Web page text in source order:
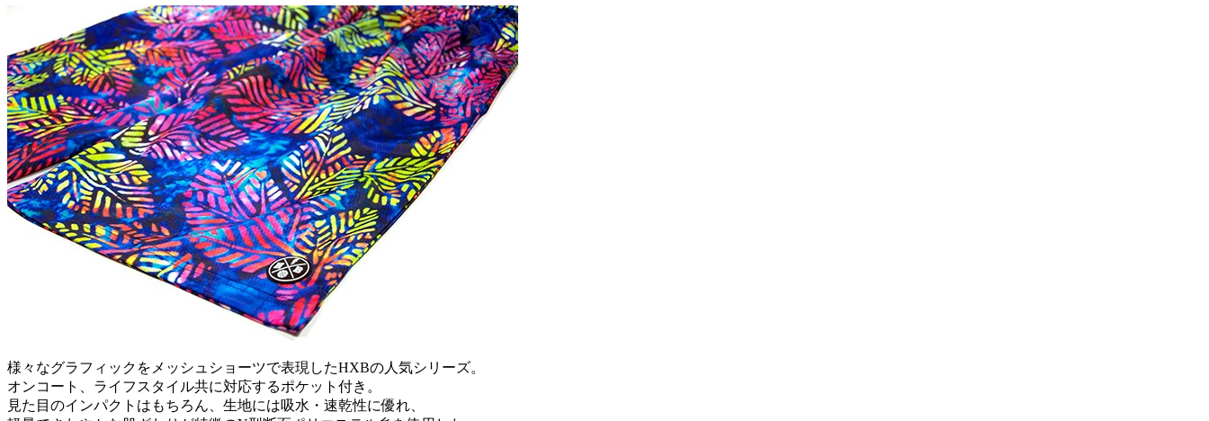
様々なグラフィックをメッシュショーツで表現したHXBの人気シリーズ。
オンコート、ライフスタイル共に対応するポケット付き。
見た目のインパクトはもちろん、生地には吸水・速乾性に優れ、